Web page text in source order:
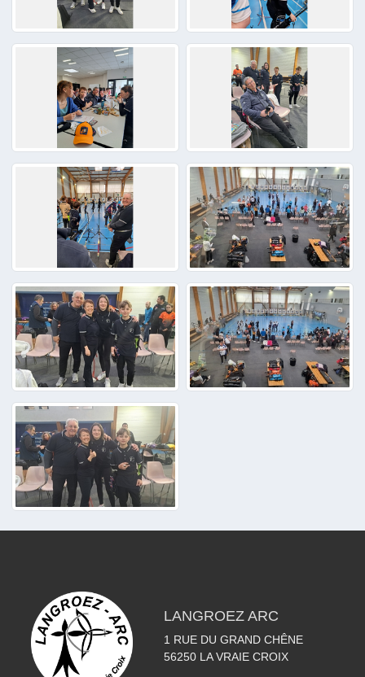
LANGROEZ ARC
1 RUE DU GRAND CHÊNE
56250 LA VRAIE CROIX